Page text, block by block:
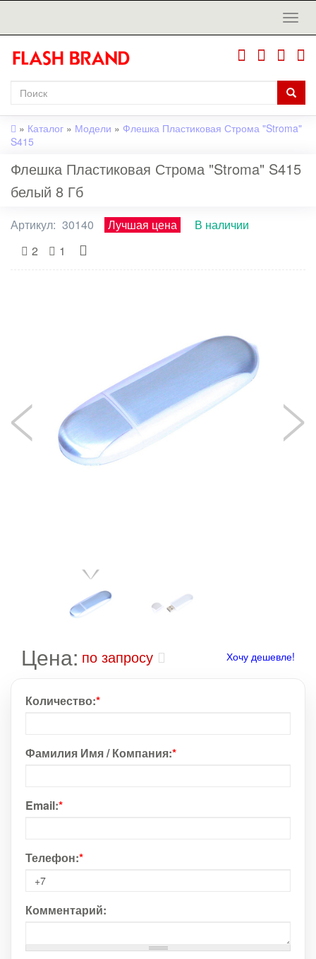
» Каталог » Модели » Флешка Пластиковая Строма "Stroma"
S415
Флешка Пластиковая Строма "Stroma" S415
белый 8 Гб
Артикул: 30140 Лучшая цена
В наличии
2
1
Цена: по запросу Хочу дешевле!
Количество:*
Фамилия Имя / Компания:*
Email:*
Телефон:*
Комментарий: